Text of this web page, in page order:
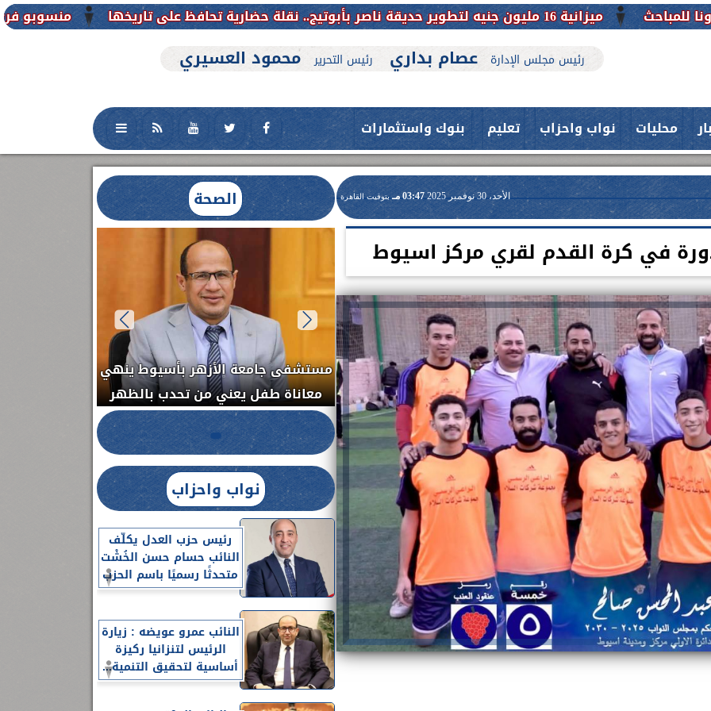
منسوبو فرع جامعة الأزهر بأبوتيج.. نقلة حضارية تحافظ على تاريخها
رئيس مجلس الإدارة عصام بداري رئيس التحرير محمود العسيري
محليات نواب واحزاب تعليم بنوك واستثمارات
الأحد، 30 نوفمبر 2025 03:47 مـ بتوقيت القاهرة
في كرة القدم لقري مركز اسيوط
الصحة
العلاج الحر بمنفلوط بالتعاون مع هيئة
الدواء المصرية يشن حملة رقابية مكبرة
لضبط المنشآت الطبية المخالفة.....
حدث بمستشفيات جامعة اسيوط....
فريق طبي بقسم الأنف والأذن
والحنجرة ينجح في استئصال ورم خبيث
من...
اعلن الدكتور طارق على ، القائم بأعمال
رئيس جامعة بني سويف نجاحاً طبياً
جديد بمستشفيات الجامعة
نواب واحزاب
رئيس حزب العدل يكلّف
النائب حسام حسن الخُشْت
متحدثًا رسميًا باسم الحزب
النائب عمرو عويضه : زيارة
الرئيس لتنزانيا ركيزة
أساسية لتحقيق التنمية...